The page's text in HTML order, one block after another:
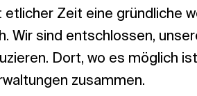
etlicher Zeit eine gründliche
Wir sind entschlossen,
Dort, wo es möglich
zusammen.